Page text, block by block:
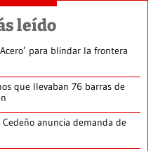
leído
para blindar la frontera
que llevaban 76 barras de
anuncia demanda de